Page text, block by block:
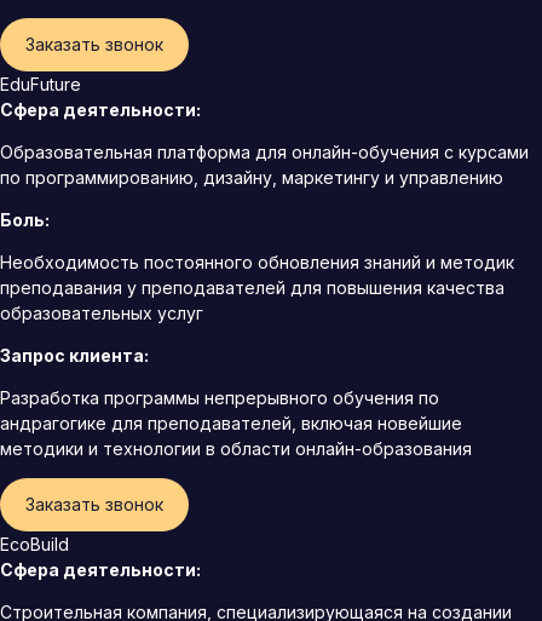
Заказать звонок
EduFuture
Сфера деятельности:
Образовательная платформа для онлайн-обучения с курсами
по программированию, дизайну, маркетингу и управлению
Боль:
Необходимость постоянного обновления знаний и методик
преподавания у преподавателей для повышения качества
образовательных услуг
Запрос клиента:
Разработка программы непрерывного обучения по
андрагогике для преподавателей, включая новейшие
методики и технологии в области онлайн-образования
Заказать звонок
EcoBuild
Сфера деятельности:
Строительная компания, специализирующаяся на создании